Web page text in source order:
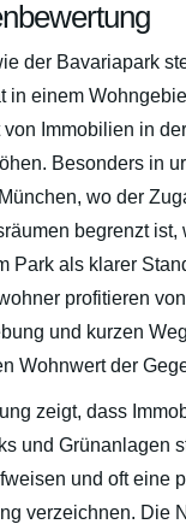
der Bavariapark
in einem
von Immobilien in
Besonders in
wo der
begrenzt ist,
Park als klarer
profitieren
und kurzen
Wohnwert der
zeigt, dass
und Grünanlagen
und oft eine
verzeichnen. Die